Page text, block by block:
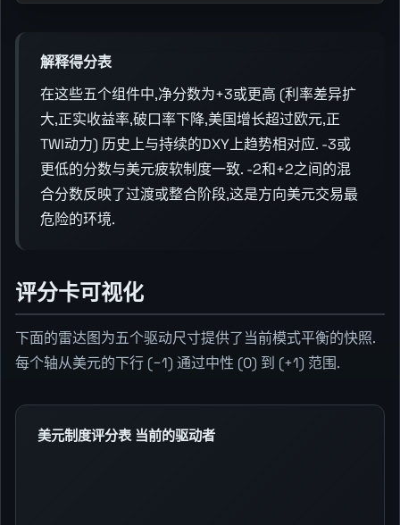
解释得分表
在这些五个组件中,净分数为+3或更高 (利率差异扩
大,正实收益率,破口率下降,美国增长超过欧元,正
TWI动力) 历史上与持续的DXY上趋势相对应. -3或
更低的分数与美元疲软制度一致. -2和+2之间的混
合分数反映了过渡或整合阶段,这是方向美元交易最
危险的环境.
评分卡可视化
下面的雷达图为五个驱动尺寸提供了当前模式平衡的快照.
每个轴从美元的下行 (−1) 通过中性 (0) 到 (+1) 范围.
美元制度评分表 当前的驱动者